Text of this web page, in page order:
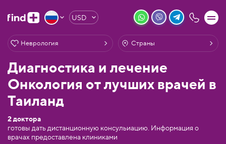
USD
Неврология Страны
Диагностика и лечение
Онкология от лучших врачей в
Таиланд
2 доктора
готовы дать дистанционную консульиацию. Информация о
врачах предоставлена клиниками